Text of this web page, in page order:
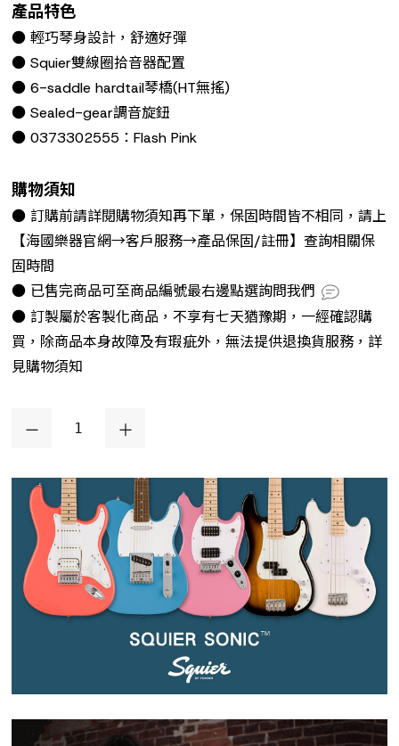
產品特色
● 輕巧琴身設計，舒適好彈
● Squier雙線圈拾音器配置
● 6-saddle hardtail琴橋(HT無搖)
● Sealed-gear調音旋鈕
● 0373302555：Flash Pink
購物須知
● 訂購前請詳閱購物須知再下單，保固時間皆不相同，請上
【海國樂器官網→客戶服務→產品保固/註冊】查詢相關保
固時間
● 已售完商品可至商品編號最右邊點選詢問我們
● 訂製屬於客製化商品，不享有七天猶豫期，一經確認購
買，除商品本身故障及有瑕疵外，無法提供退換貨服務，詳
見購物須知